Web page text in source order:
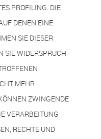
PROFILING. DIE
DENEN EINE
SIE DIESER
SIE WIDERSPRUCH
MEHR
ZWINGENDE
VERARBEITUNG
RECHTE UND